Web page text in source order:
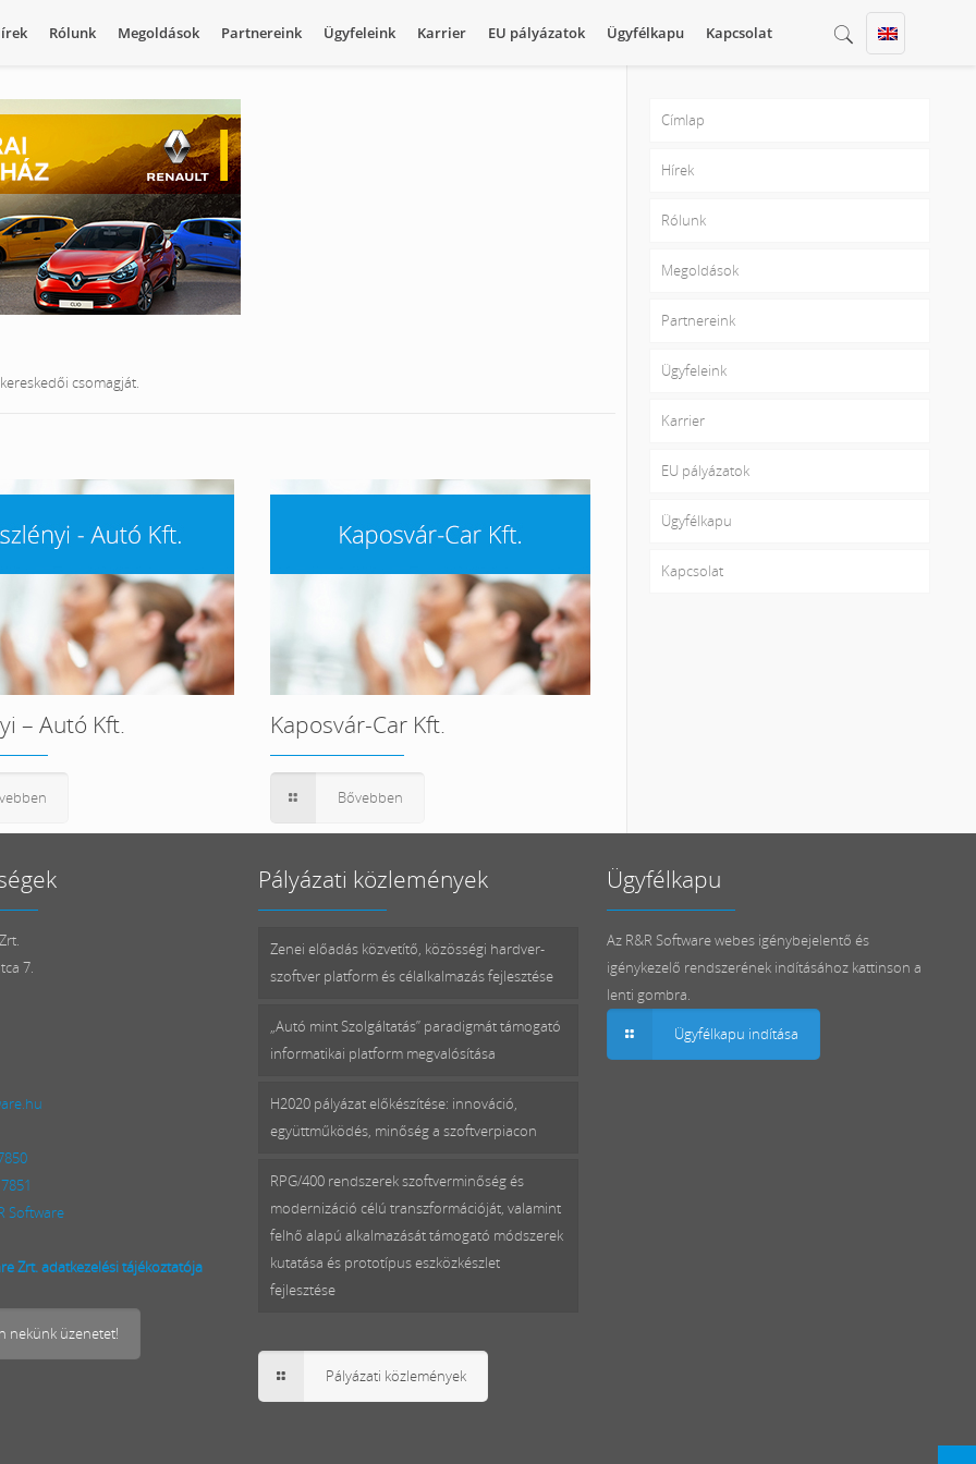
Rólunk Megoldások Partnereink Ügyfeleink Karrier EU pályázatok Ügyfélkapu Kapcsolat
csomagját.
– Autó Kft. Kaposvár-Car Kft.
Bővebben
Címlap
Hírek
Rólunk
Megoldások
Partnereink
Ügyfeleink
Karrier
EU pályázatok
Ügyfélkapu
Kapcsolat
7.
Software
Zrt. adatkezelési tájékoztatója
nekünk üzenetet!
Pályázati közlemények
Zenei előadás közvetítő, közösségi hardver-
szoftver platform és célalkalmazás fejlesztése
„Autó mint Szolgáltatás” paradigmát támogató
informatikai platform megvalósítása
H2020 pályázat előkészítése: innováció,
együttműködés, minőség a szoftverpiacon
RPG/400 rendszerek szoftverminőség és
modernizáció célú transzformációját, valamint
felhő alapú alkalmazását támogató módszerek
kutatása és prototípus eszközkészlet
fejlesztése
Pályázati közlemények
Ügyfélkapu
Az R&R Software webes igénybejelentő és
igénykezelő rendszerének indításához kattinson a
lenti gombra.
Ügyfélkapu indítása